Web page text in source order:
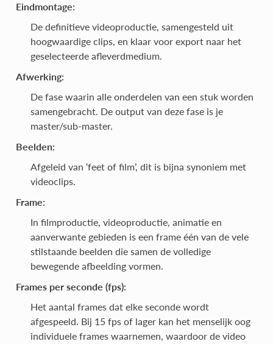
Eindmontage:
De definitieve videoproductie, samengesteld uit
hoogwaardige clips, en klaar voor export naar het
geselecteerde afleverdmedium.
Afwerking:
De fase waarin alle onderdelen van een stuk worden
samengebracht. De output van deze fase is je
master/sub-master.
Beelden:
Afgeleid van ‘feet of film’, dit is bijna synoniem met
videoclips.
Frame:
In filmproductie, videoproductie, animatie en
aanverwante gebieden is een frame één van de vele
stilstaande beelden die samen de volledige
bewegende afbeelding vormen.
Frames per seconde (fps):
Het aantal frames dat elke seconde wordt
afgespeeld. Bij 15 fps of lager kan het menselijk oog
individuele frames waarnemen, waardoor de video